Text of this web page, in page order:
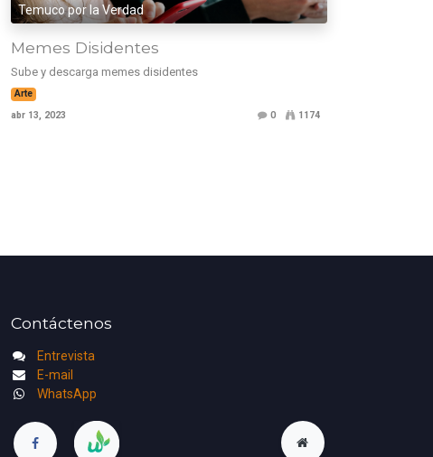
Temuco por la Verdad
Memes Disidentes
Sube y descarga memes disidentes
Arte
abr 13, 2023
0 1174
Contáctenos
Entrevista
E-mail
WhatsApp